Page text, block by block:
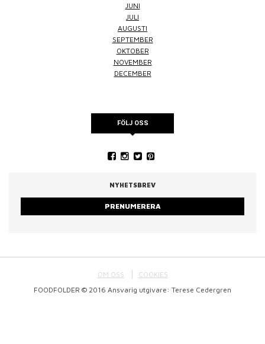
JUNI
JULI
AUGUSTI
SEPTEMBER
OKTOBER
NOVEMBER
DECEMBER
FÖLJ OSS
NYHETSBREV
PRENUMERERA
OM OSS
COOKIES
FOODFOLDER © 2016 Ansvarig utgivare: Terese Cedergren